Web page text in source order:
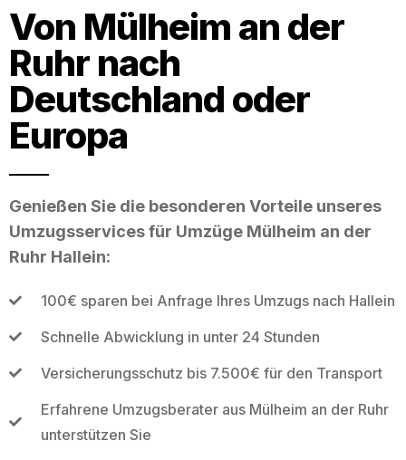
Von Mülheim an der
Ruhr nach
Deutschland oder
Europa
Genießen Sie die besonderen Vorteile unseres
Umzugsservices für Umzüge Mülheim an der
Ruhr Hallein:
100€ sparen bei Anfrage Ihres Umzugs nach Hallein
Schnelle Abwicklung in unter 24 Stunden
Versicherungsschutz bis 7.500€ für den Transport
Erfahrene Umzugsberater aus Mülheim an der Ruhr
unterstützen Sie